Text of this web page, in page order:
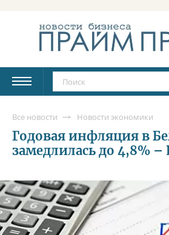
Все новости Новости экономики
Годовая инфляция в
замедлилась до 4,8% –